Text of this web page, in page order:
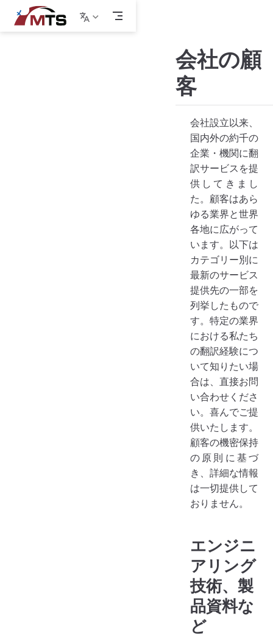
メ
イ
会社の顧
客
会社設立以来、
国内外の約千の
企業・機関に翻
訳サービスを提
供してきまし
た。顧客はあら
ゆる業界と世界
各地に広がって
います。以下は
カテゴリー別に
最新のサービス
提供先の一部を
列挙したもので
す。特定の業界
における私たち
の翻訳経験につ
いて知りたい場
合は、直接お問
い合わせくださ
い。喜んでご提
供いたします。
顧客の機密保持
の原則に基づ
き、詳細な情報
は一切提供して
おりません。
エンジニ
アリング
技術、製
品資料な
ど